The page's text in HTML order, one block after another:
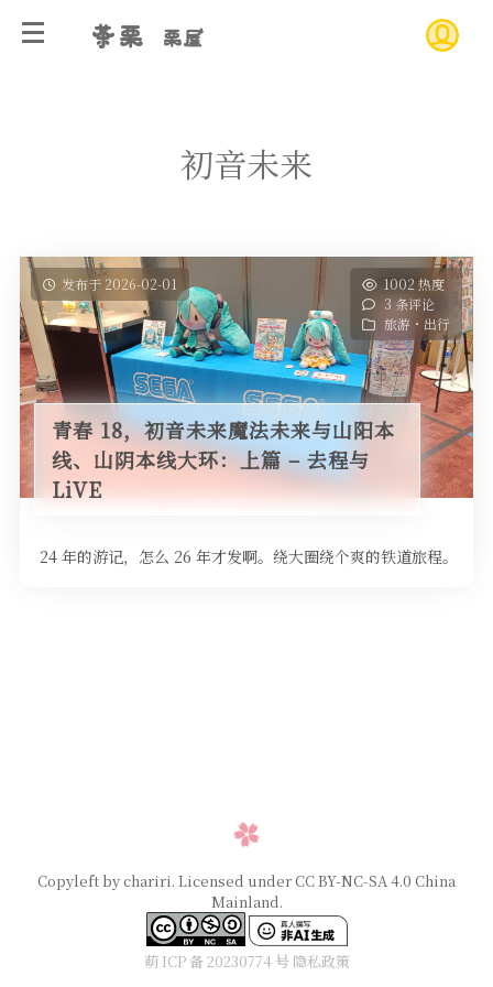
茶栗 栗屋
初音未来
发布于 2026-02-01
1002 热度
3 条评论
旅游・出行
青春 18，初音未来魔法未来与山阳本
线、山阴本线大环：上篇 – 去程与
LiVE
24 年的游记，怎么 26 年才发啊。绕大圈绕个爽的铁道旅程。
Copyleft by chariri. Licensed under CC BY-NC-SA 4.0 China
Mainland.
萌 ICP 备 20230774 号 隐私政策